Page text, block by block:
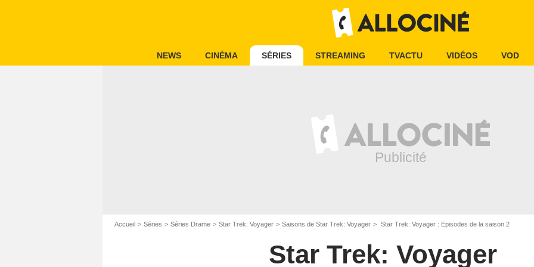
NEWS CINÉMA SÉRIES STREAMING TVACTU VIDÉOS VOD
Accueil Séries Séries Drame Star Trek: Voyager Saisons de Star Trek: Voyager Star Trek: Voyager : Episodes de la saison 2
Star Trek: Voyager